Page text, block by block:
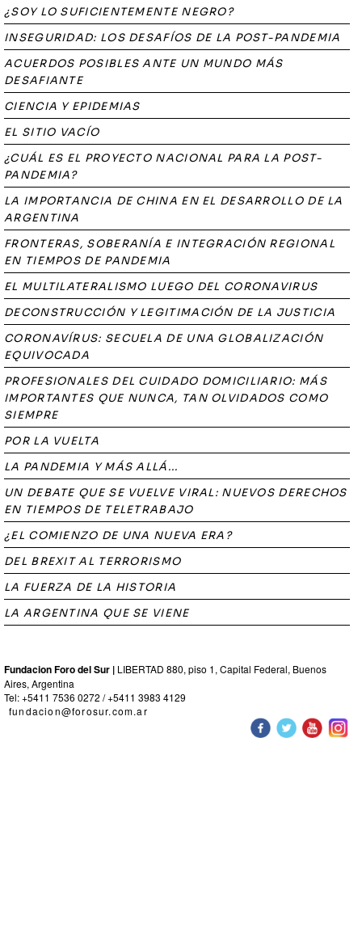
¿SOY LO SUFICIENTEMENTE NEGRO?
INSEGURIDAD: LOS DESAFÍOS DE LA POST-PANDEMIA
ACUERDOS POSIBLES ANTE UN MUNDO MÁS
DESAFIANTE
CIENCIA Y EPIDEMIAS
EL SITIO VACÍO
¿CUÁL ES EL PROYECTO NACIONAL PARA LA POST-
PANDEMIA?
LA IMPORTANCIA DE CHINA EN EL DESARROLLO DE LA
ARGENTINA
FRONTERAS, SOBERANÍA E INTEGRACIÓN REGIONAL
EN TIEMPOS DE PANDEMIA
EL MULTILATERALISMO LUEGO DEL CORONAVIRUS
DECONSTRUCCIÓN Y LEGITIMACIÓN DE LA JUSTICIA
CORONAVÍRUS: SECUELA DE UNA GLOBALIZACIÓN
EQUIVOCADA
PROFESIONALES DEL CUIDADO DOMICILIARIO: MÁS
IMPORTANTES QUE NUNCA, TAN OLVIDADOS COMO
SIEMPRE
POR LA VUELTA
LA PANDEMIA Y MÁS ALLÁ...
UN DEBATE QUE SE VUELVE VIRAL: NUEVOS DERECHOS
EN TIEMPOS DE TELETRABAJO
¿EL COMIENZO DE UNA NUEVA ERA?
DEL BREXIT AL TERRORISMO
LA FUERZA DE LA HISTORIA
LA ARGENTINA QUE SE VIENE
Fundacion Foro del Sur | LIBERTAD 880, piso 1, Capital Federal, Buenos
Aires, Argentina
Tel: +5411 7536 0272 / +5411 3983 4129
fundacion@forosur.com.ar